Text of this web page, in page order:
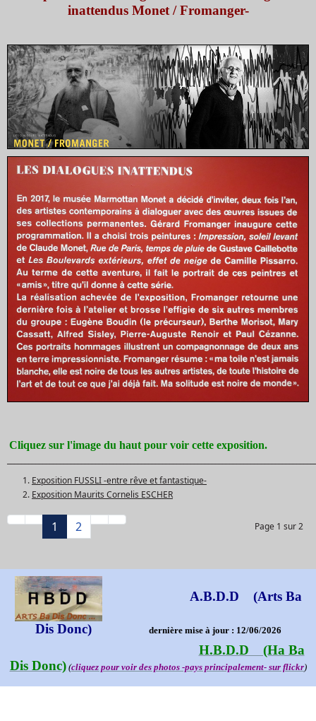
inattendus Monet / Fromanger-
Cliquez sur l'image du haut pour voir cette exposition.
Exposition FUSSLI -entre rêve et fantastique-
Exposition Maurits Cornelis ESCHER
Page 1 sur 2
1 2
A.B.D.D (Arts Ba
Dis Donc) dernière mise à jour : 12/06/2026
H.B.D.D (Ha Ba
Dis Donc)(cliquez pour voir des photos -pays principalement- sur flickr)